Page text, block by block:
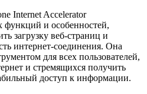
Internet Accelerator
функций и особенностей,
загрузку веб-страниц и
интернет-соединения. Она
для всех пользователей,
и стремящихся получить
доступ к информации.